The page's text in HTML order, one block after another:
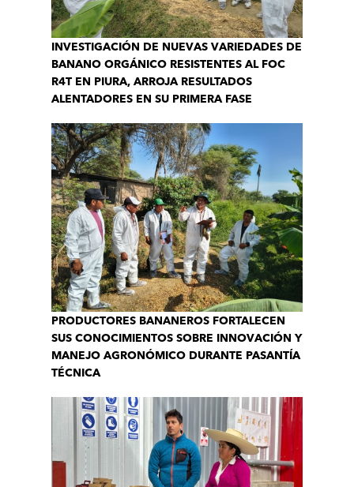
INVESTIGACIÓN DE NUEVAS VARIEDADES DE
BANANO ORGÁNICO RESISTENTES AL FOC
R4T EN PIURA, ARROJA RESULTADOS
ALENTADORES EN SU PRIMERA FASE
PRODUCTORES BANANEROS FORTALECEN
SUS CONOCIMIENTOS SOBRE INNOVACIÓN Y
MANEJO AGRONÓMICO DURANTE PASANTÍA
TÉCNICA